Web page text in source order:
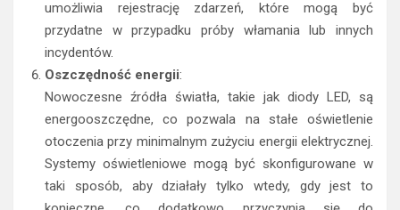
umożliwia rejestrację zdarzeń, które mogą być
przydatne w przypadku próby włamania lub innych
incydentów.
Oszczędność energii:
Nowoczesne źródła światła, takie jak diody LED, są
energooszczędne, co pozwala na stałe oświetlenie
otoczenia przy minimalnym zużyciu energii elektrycznej.
Systemy oświetleniowe mogą być skonfigurowane w
taki sposób, aby działały tylko wtedy, gdy jest to